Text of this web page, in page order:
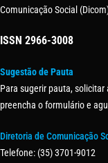
Comunicação Social
ISSN 2966-3008
Sugestão de Pauta
Para sugerir pauta,
preencha o formulário e
Diretoria de Comunicação
Telefone: (35) 3701-9012